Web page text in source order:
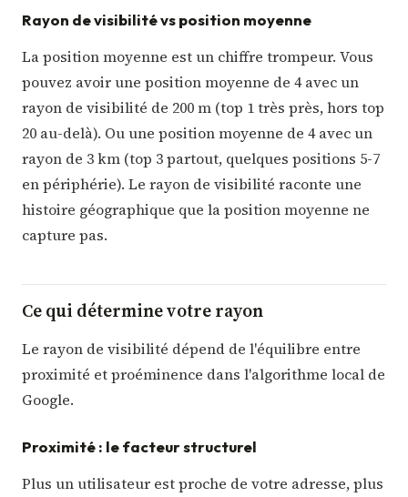
Rayon de visibilité vs position moyenne
La position moyenne est un chiffre trompeur. Vous
pouvez avoir une position moyenne de 4 avec un
rayon de visibilité de 200 m (top 1 très près, hors top
20 au-delà). Ou une position moyenne de 4 avec un
rayon de 3 km (top 3 partout, quelques positions 5-7
en périphérie). Le rayon de visibilité raconte une
histoire géographique que la position moyenne ne
capture pas.
Ce qui détermine votre rayon
Le rayon de visibilité dépend de l'équilibre entre
proximité et proéminence dans l'algorithme local de
Google.
Proximité : le facteur structurel
Plus un utilisateur est proche de votre adresse, plus